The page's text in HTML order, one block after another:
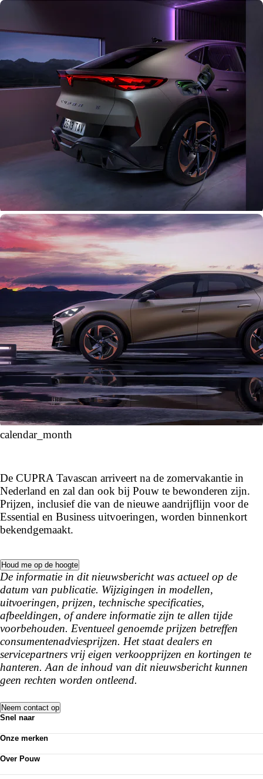
calendar_month
De CUPRA Tavascan arriveert na de zomervakantie in
Nederland en zal dan ook bij Pouw te bewonderen zijn.
Prijzen, inclusief die van de nieuwe aandrijflijn voor de
Essential en Business uitvoeringen, worden binnenkort
bekendgemaakt.
Houd me op de hoogte
De informatie in dit nieuwsbericht was actueel op de
datum van publicatie. Wijzigingen in modellen,
uitvoeringen, prijzen, technische specificaties,
afbeeldingen, of andere informatie zijn te allen tijde
voorbehouden. Eventueel genoemde prijzen betreffen
consumentenadviesprijzen. Het staat dealers en
servicepartners vrij eigen verkoopprijzen en kortingen te
hanteren. Aan de inhoud van dit nieuwsbericht kunnen
geen rechten worden ontleend.
Neem contact op
Snel naar
Bedrijfswagens
Nieuws
Personenauto's
Onze merken
Audi
Over Pouw